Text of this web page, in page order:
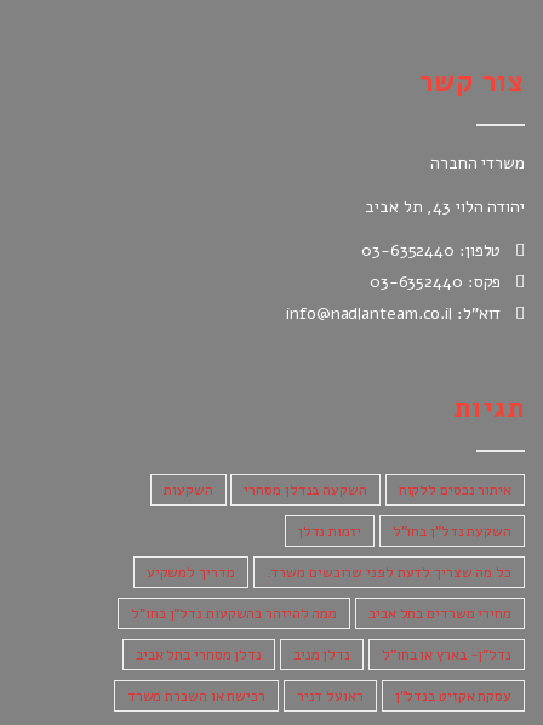
צור קשר
משרדי החברה
יהודה הלוי 43, תל אביב
טלפון: 03-6352440
פקס: 03-6352440
דוא"ל: info@nadlanteam.co.il
תגיות
איתור נכסים ללקוח השקעה בנדלן מסחרי השקעות
השקעת נדל"ן בחו"ל יזמות נדלן
כל מה שצריך לדעת לפני שרוכשים משרד. מדריך למשקיע
מחירי משרדים בתל אביב ממה להיזהר בהשקעות נדל"ן בחו"ל
נדל"ן- בארץ או בחו"ל נדלן מניב נדלן מסחרי בתל אביב
עסקת אקזיט בנדל"ן ראועל דניר רכישת או השכרת משרד